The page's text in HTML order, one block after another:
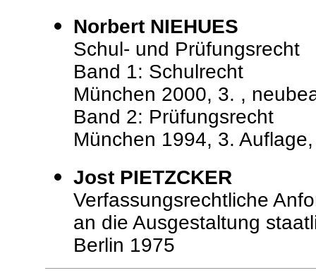
Norbert NIEHUES
Schul- und Prüfungsrecht
Band 1: Schulrecht
München 2000, 3. ,
Band 2: Prüfungsrecht
München 1994, 3.
Jost PIETZCKER
Verfassungsrechtliche
an die Ausgestaltung
Berlin 1975